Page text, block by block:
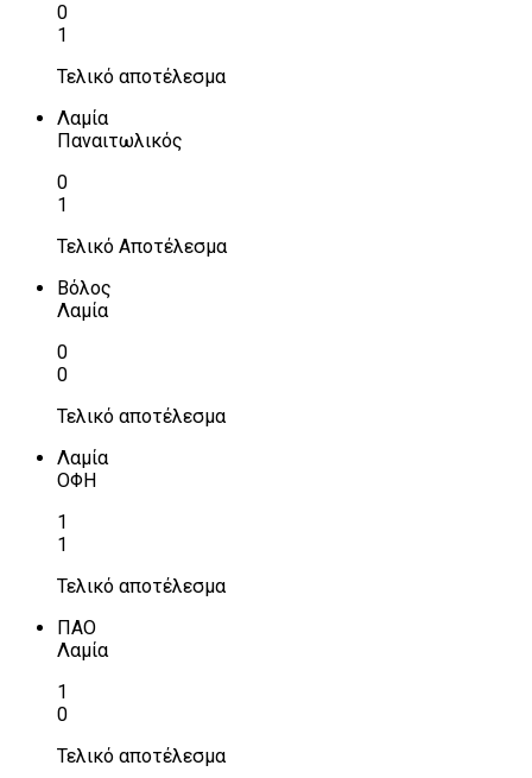
0
1
Τελικό αποτέλεσμα
Λαμία
Παναιτωλικός
0
1
Τελικό Αποτέλεσμα
Βόλος
Λαμία
0
0
Τελικό αποτέλεσμα
Λαμία
ΟΦΗ
1
1
Τελικό αποτέλεσμα
ΠΑΟ
Λαμία
1
0
Τελικό αποτέλεσμα